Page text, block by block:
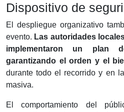
Dispositivo de
El despliegue organizativo
evento. Las autoridades
implementaron un plan
garantizando el orden y el
durante todo el recorrido y en
masiva.
El comportamiento del